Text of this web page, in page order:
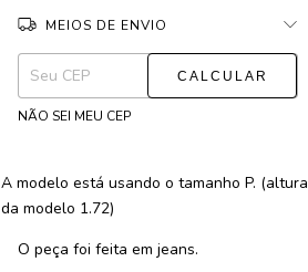
MEIOS DE ENVIO
Entregas para o CEP:
ALTERAR CEP
NÃO SEI MEU CEP
A modelo está usando o tamanho P. (altura
da modelo 1.72)
O peça foi feita em jeans.